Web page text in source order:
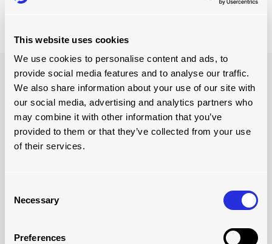
This website uses cookies
We use cookies to personalise content and ads, to
provide social media features and to analyse our traffic.
We also share information about your use of our site with
our social media, advertising and analytics partners who
may combine it with other information that you’ve
provided to them or that they’ve collected from your use
of their services.
Selection
Necessary
Preferences
Die Handhabungsrichtlinien behandeln die